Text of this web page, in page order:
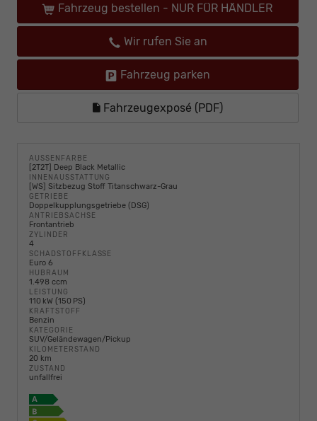
Fahrzeug bestellen - NUR FÜR HÄNDLER
Wir rufen Sie an
Fahrzeug parken
Fahrzeugexposé (PDF)
AUSSENFARBE
[2T2T] Deep Black Metallic
INNENAUSSTATTUNG
[WS] Sitzbezug Stoff Titanschwarz-Grau
GETRIEBE
Doppelkupplungsgetriebe (DSG)
ANTRIEBSACHSE
Frontantrieb
ZYLINDER
4
SCHADSTOFFKLASSE
Euro 6
HUBRAUM
1.498 ccm
LEISTUNG
110 kW (150 PS)
KRAFTSTOFF
Benzin
KATEGORIE
SUV/Geländewagen/Pickup
KILOMETERSTAND
20 km
ZUSTAND
unfallfrei